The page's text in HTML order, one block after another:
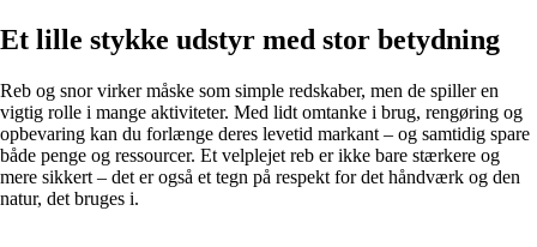
Et lille stykke udstyr med stor betydning
Reb og snor virker måske som simple redskaber, men de spiller en
vigtig rolle i mange aktiviteter. Med lidt omtanke i brug, rengøring og
opbevaring kan du forlænge deres levetid markant – og samtidig spare
både penge og ressourcer. Et velplejet reb er ikke bare stærkere og
mere sikkert – det er også et tegn på respekt for det håndværk og den
natur, det bruges i.